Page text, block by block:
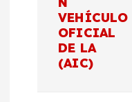
VEHÍCULO
OFICIAL
DE LA
(AIC)